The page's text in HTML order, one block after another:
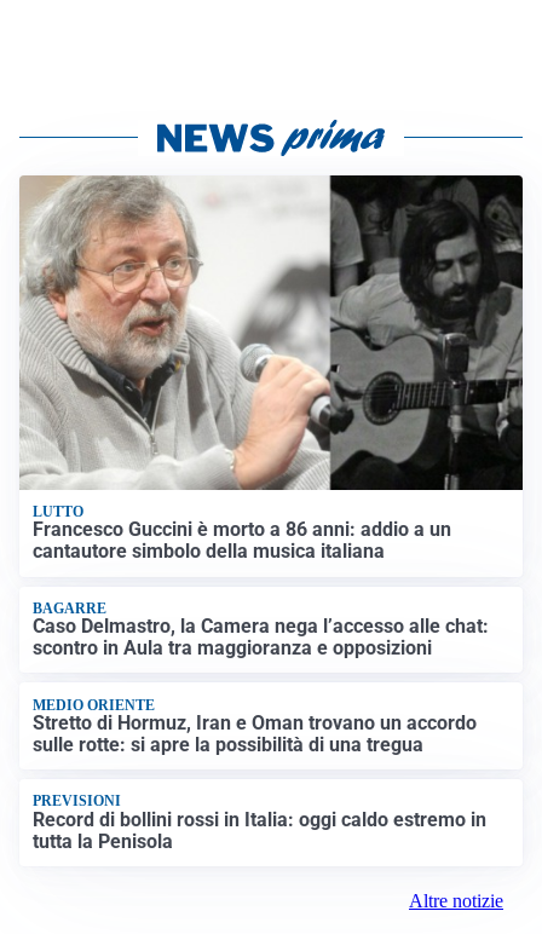
LUTTO
Francesco Guccini è morto a 86 anni: addio a un
cantautore simbolo della musica italiana
BAGARRE
Caso Delmastro, la Camera nega l’accesso alle chat:
scontro in Aula tra maggioranza e opposizioni
MEDIO ORIENTE
Stretto di Hormuz, Iran e Oman trovano un accordo
sulle rotte: si apre la possibilità di una tregua
PREVISIONI
Record di bollini rossi in Italia: oggi caldo estremo in
tutta la Penisola
Altre notizie